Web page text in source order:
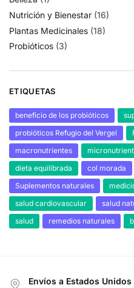
Nutrición y Bienestar (16)
Plantas Medicinales (18)
Probióticos (3)
ETIQUETAS
beneficio de los probióticos
probióticos Refugio del Vergel
macronutrientes
dieta equilibrada
col morada
Suplementos naturales
salud cardiovascular
salud
salud
remedios naturales
Envíos a Estados Unidos